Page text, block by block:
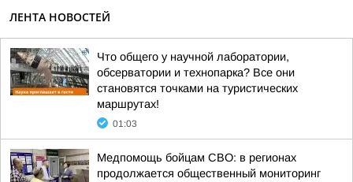
ЛЕНТА НОВОСТЕЙ
Что общего у научной лаборатории,
обсерватории и технопарка? Все они
становятся точками на туристических
маршрутах!
01:03
Медпомощь бойцам СВО: в регионах
продолжается общественный мониторинг